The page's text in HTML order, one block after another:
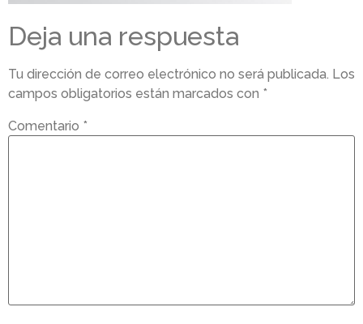
Deja una respuesta
Tu dirección de correo electrónico no será publicada. Los
campos obligatorios están marcados con *
Comentario *